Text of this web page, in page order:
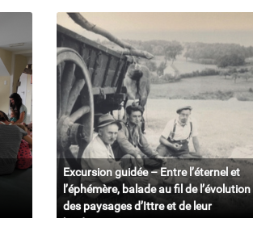
Excursion guidée – Entre l’éternel et
l’éphémère, balade au fil de l’évolution
des paysages d’Ittre et de leur